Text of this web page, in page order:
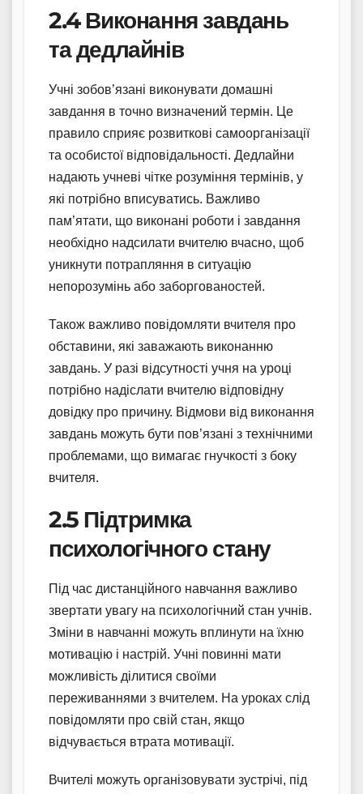
2.4 Виконання завдань
та дедлайнів
Учні зобов’язані виконувати домашні
завдання в точно визначений термін. Це
правило сприяє розвиткові самоорганізації
та особистої відповідальності. Дедлайни
надають учневі чітке розуміння термінів, у
які потрібно вписуватись. Важливо
пам’ятати, що виконані роботи і завдання
необхідно надсилати вчителю вчасно, щоб
уникнути потрапляння в ситуацію
непорозумінь або заборгованостей.
Також важливо повідомляти вчителя про
обставини, які заважають виконанню
завдань. У разі відсутності учня на уроці
потрібно надіслати вчителю відповідну
довідку про причину. Відмови від виконання
завдань можуть бути пов’язані з технічними
проблемами, що вимагає гнучкості з боку
вчителя.
2.5 Підтримка
психологічного стану
Під час дистанційного навчання важливо
звертати увагу на психологічний стан учнів.
Зміни в навчанні можуть вплинути на їхню
мотивацію і настрій. Учні повинні мати
можливість ділитися своїми
переживаннями з вчителем. На уроках слід
повідомляти про свій стан, якщо
відчувається втрата мотивації.
Вчителі можуть організовувати зустрічі, під